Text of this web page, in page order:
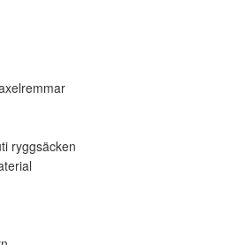
ryggsäcken